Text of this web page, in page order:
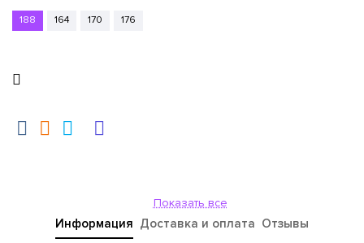
188 164 170 176
Показать все
Информация Доставка и оплата Отзывы